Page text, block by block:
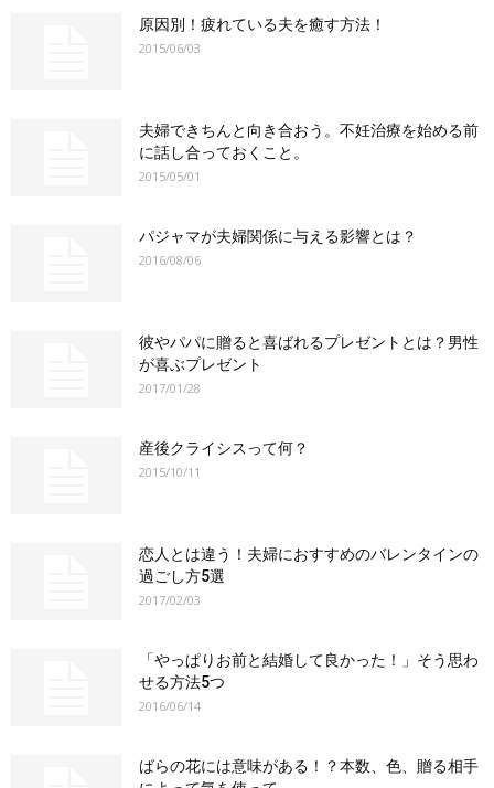
原因別！疲れている夫を癒す方法！
2015/06/03
夫婦できちんと向き合おう。不妊治療を始める前
に話し合っておくこと。
2015/05/01
パジャマが夫婦関係に与える影響とは？
2016/08/06
彼やパパに贈ると喜ばれるプレゼントとは？男性
が喜ぶプレゼント
2017/01/28
産後クライシスって何？
2015/10/11
恋人とは違う！夫婦におすすめのバレンタインの
過ごし方5選
2017/02/03
「やっぱりお前と結婚して良かった！」そう思わ
せる方法5つ
2016/06/14
ばらの花には意味がある！？本数、色、贈る相手